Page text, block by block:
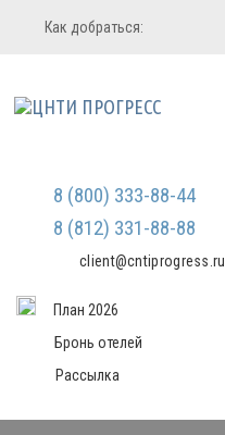
Регистрация
Мы не передаем ваши данные
третьим лицам и не рассылаем
Вход в систему
Как добраться:
8 (800) 333-88-44
8 (812) 331-88-88
client@cntiprogress.ru
План 2026
Бронь отелей
Рассылка